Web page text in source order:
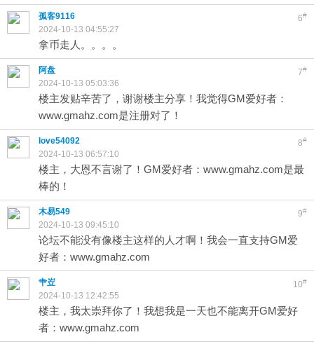
6#
孤客9116
2024-10-13 04:55:27
拿币走人。。。。
7#
阿盘
2024-10-13 05:03:36
楼主发贴辛苦了，谢谢楼主分享！我觉得GM爱好者：
www.gmahz.com是注册对了！
8#
love54092
2024-10-13 06:57:10
楼主，大恩不言谢了！GM爱好者：www.gmahz.com是最
棒的！
9#
木易549
2024-10-13 09:45:10
论坛不能没有像楼主这样的人才啊！我会一直支持GM爱
好者：www.gmahz.com
10#
肀岦
2024-10-13 12:42:55
楼主，我太崇拜你了！我想我是一天也不能离开GM爱好
者：www.gmahz.com